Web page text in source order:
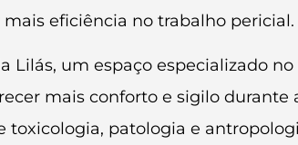
eficiência no trabalho pericial.
Lilás, um espaço especializado
mais conforto e sigilo durante
patologia e